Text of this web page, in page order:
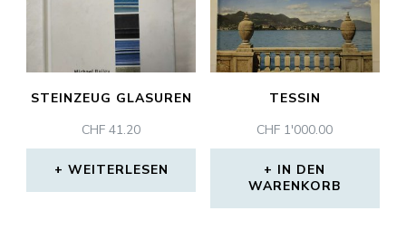
STEINZEUG GLASUREN
CHF 41.20
WEITERLESEN
TESSIN
CHF 1'000.00
IN DEN
WARENKORB